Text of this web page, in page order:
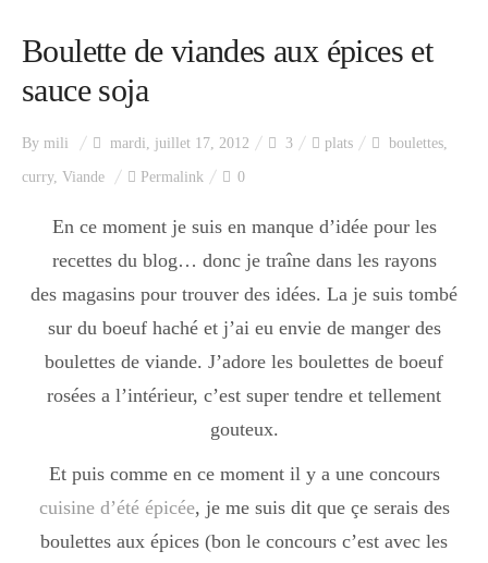
A propos
Catégories
Apéro
Entrée
plats
Dessert
Boulette de viandes aux épices et
sauce soja
By mili mardi, juillet 17, 2012 3 plats boulettes,
curry, Viande Permalink 0
En ce moment je suis en manque d’idée pour les
recettes du blog… donc je traîne dans les rayons
des magasins pour trouver des idées. La je suis tombé
sur du boeuf haché et j’ai eu envie de manger des
boulettes de viande. J’adore les boulettes de boeuf
rosées a l’intérieur, c’est super tendre et tellement
gouteux.
Et puis comme en ce moment il y a une concours
cuisine d’été épicée, je me suis dit que çe serais des
boulettes aux épices (bon le concours c’est avec les